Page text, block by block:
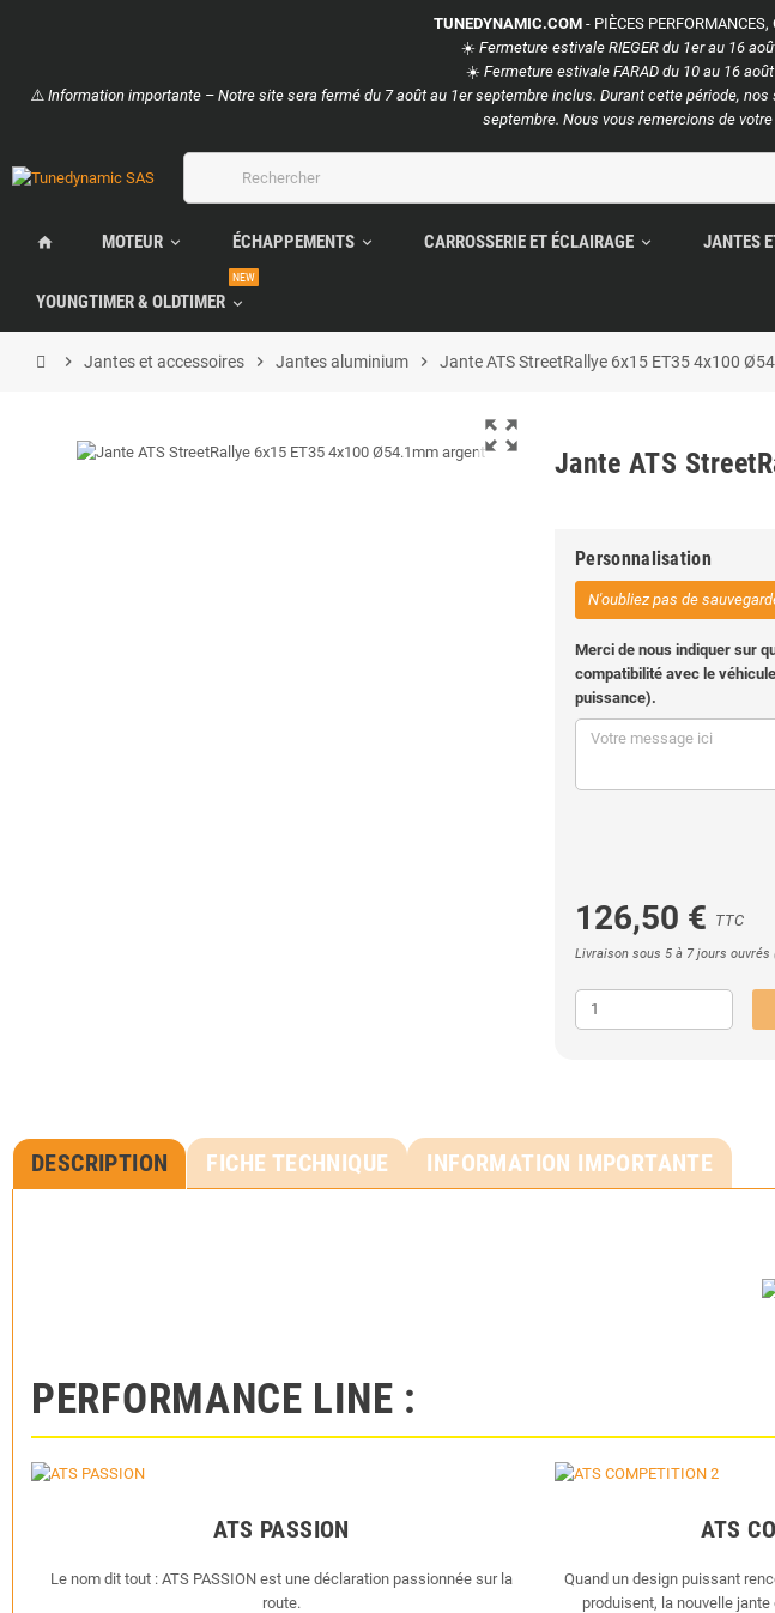
TUNEDYNAMIC.COM- PIÈCES PERFORMANCES,
☀️ Fermeture estivale RIEGER du 1er au 16
☀️ Fermeture estivale FARAD du 10 au 16
⚠️ Information importante – Notre site sera fermé du 7 août au 1er septembre inclus. Durant cette période,
septembre. Nous vous remercions de
home MOTEUR expand_more ÉCHAPPEMENTS expand_more CARROSSERIE ET ÉCLAIRAGE expand_more JANTES
YOUNGTIMER & OLDTIMER expand_more
NEW
chevron_right Jantes et accessoires chevron_right Jantes aluminium chevron_right Jante ATS StreetRallye 6x15 ET35 4x100
zoom_out_map
Jante ATS
Personnalisation
N'oubliez pas de
Merci de nous indiquer sur
compatibilité avec le
puissance).
126,50 € TTC
Livraison sous 5 à 7 jours
DESCRIPTION FICHE TECHNIQUE INFORMATION IMPORTANTE
PERFORMANCE LINE :
ATS PASSION
Le nom dit tout : ATS PASSION est une déclaration passionnée sur la
route.
ATS
Quand un design puissant
produisent, la nouvelle jante